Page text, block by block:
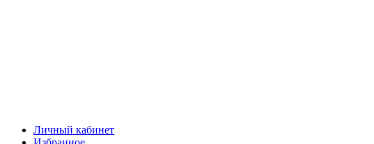
Личный кабинет